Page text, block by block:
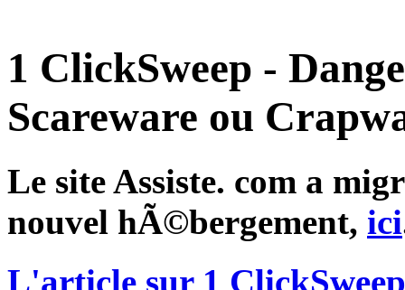
1 ClickSweep -
Scareware ou
Le site Assiste. com a
nouvel hÃ©bergement, ici
L'article sur 1